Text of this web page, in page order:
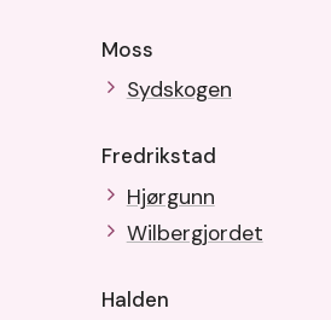
Moss
Sydskogen
Fredrikstad
Hjørgunn
Wilbergjordet
Halden